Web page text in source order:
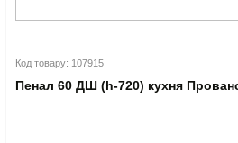
Код товару: 107915
Пенал 60 ДШ (h-720) кухня